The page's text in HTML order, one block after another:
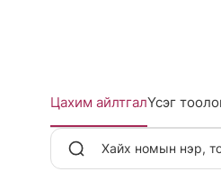
Цахим айлтгалҮсэг